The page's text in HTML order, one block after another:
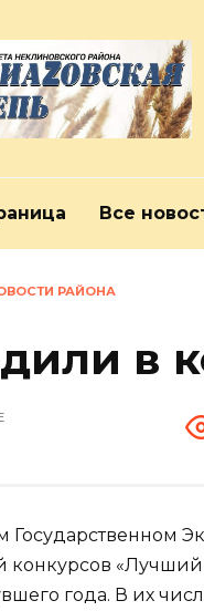
Все
РАЙОНА
в
Государственном
конкурсов
года. В их